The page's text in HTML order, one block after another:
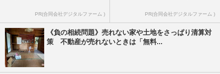
PR(合同会社デジタルファーム ) PR(合同会社デジタルファーム )
《負の相続問題》売れない家や土地をさっぱり清算対
策 不動産が売れないときは「無料...